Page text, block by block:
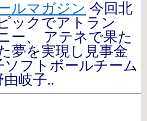
ルマガジン 今回北
ックでアトラン
ー、 アテネで果た
夢を実現し見事金
ソフトボールチーム
岐子..